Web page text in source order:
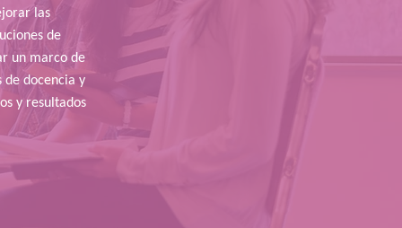
las
de
un marco de
docencia y
y resultados